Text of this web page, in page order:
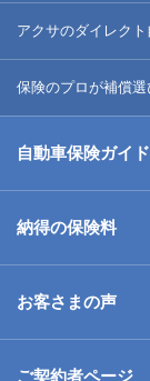
アクサのダイレク
保険のプロが補償
自動車保険ガイド
納得の保険料
お客さまの声
ご契約者ページ